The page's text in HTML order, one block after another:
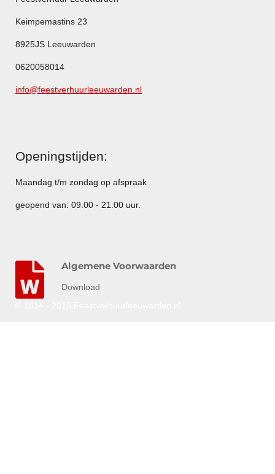
Keimpemastins 23
8925JS Leeuwarden
0620058014
info@feestverhuurleeuwarden.nl
Openingstijden:
Maandag t/m zondag op afspraak
geopend van: 09.00 - 21.00 uur.
Algemene Voorwaarden
Download